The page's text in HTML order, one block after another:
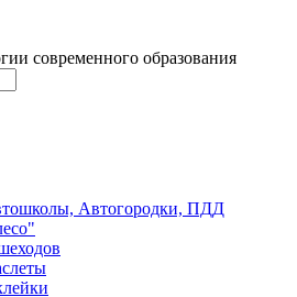
современного образования
Автогородки, ПДД